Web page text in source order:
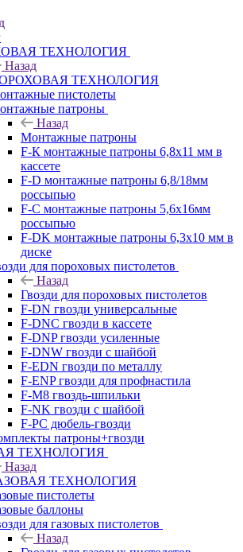
ТЕХНОЛОГИЯ
Назад
ТЕХНОЛОГИЯ
пистолеты
патроны
Назад
Монтажные патроны
F-К монтажные патроны 6,8х11 мм в
кассете
F-D монтажные патроны 6,8/18мм
россыпью
F-C монтажные патроны 5,6х16мм
россыпью
F-DK монтажные патроны 6,3х10 мм в
диске
для пороховых пистолетов
Назад
Гвозди для пороховых пистолетов
F-DN гвозди универсальные
F-DNC гвозди в кассете
F-DNP гвозди усиленные
F-DNW гвозди с шайбой
F-EDN гвозди по металлу
F-ENP гвозди для профнастила
F-M8 гвоздь-шпильки
F-NK гвозди с шайбой
F-PC дюбель-гвозди
патроны+гвозди
ТЕХНОЛОГИЯ
Назад
ТЕХНОЛОГИЯ
пистолеты
баллоны
для газовых пистолетов
Назад